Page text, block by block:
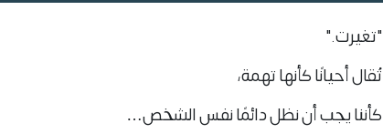
"تغيرت."
تُقال أحيانًا كأنها تهمة،
كأننا يجب أن نظل دائمًا نفس الشخص…